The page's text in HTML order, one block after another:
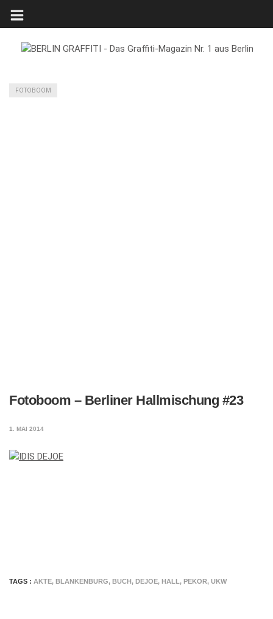
FOTOBOOM
Fotoboom – Berliner Hallmischung #23
1. MAI 2014
TAGS : AKTE, BLANKENBURG, BUCH, DEJOE, HALL , PEKOR, UKW